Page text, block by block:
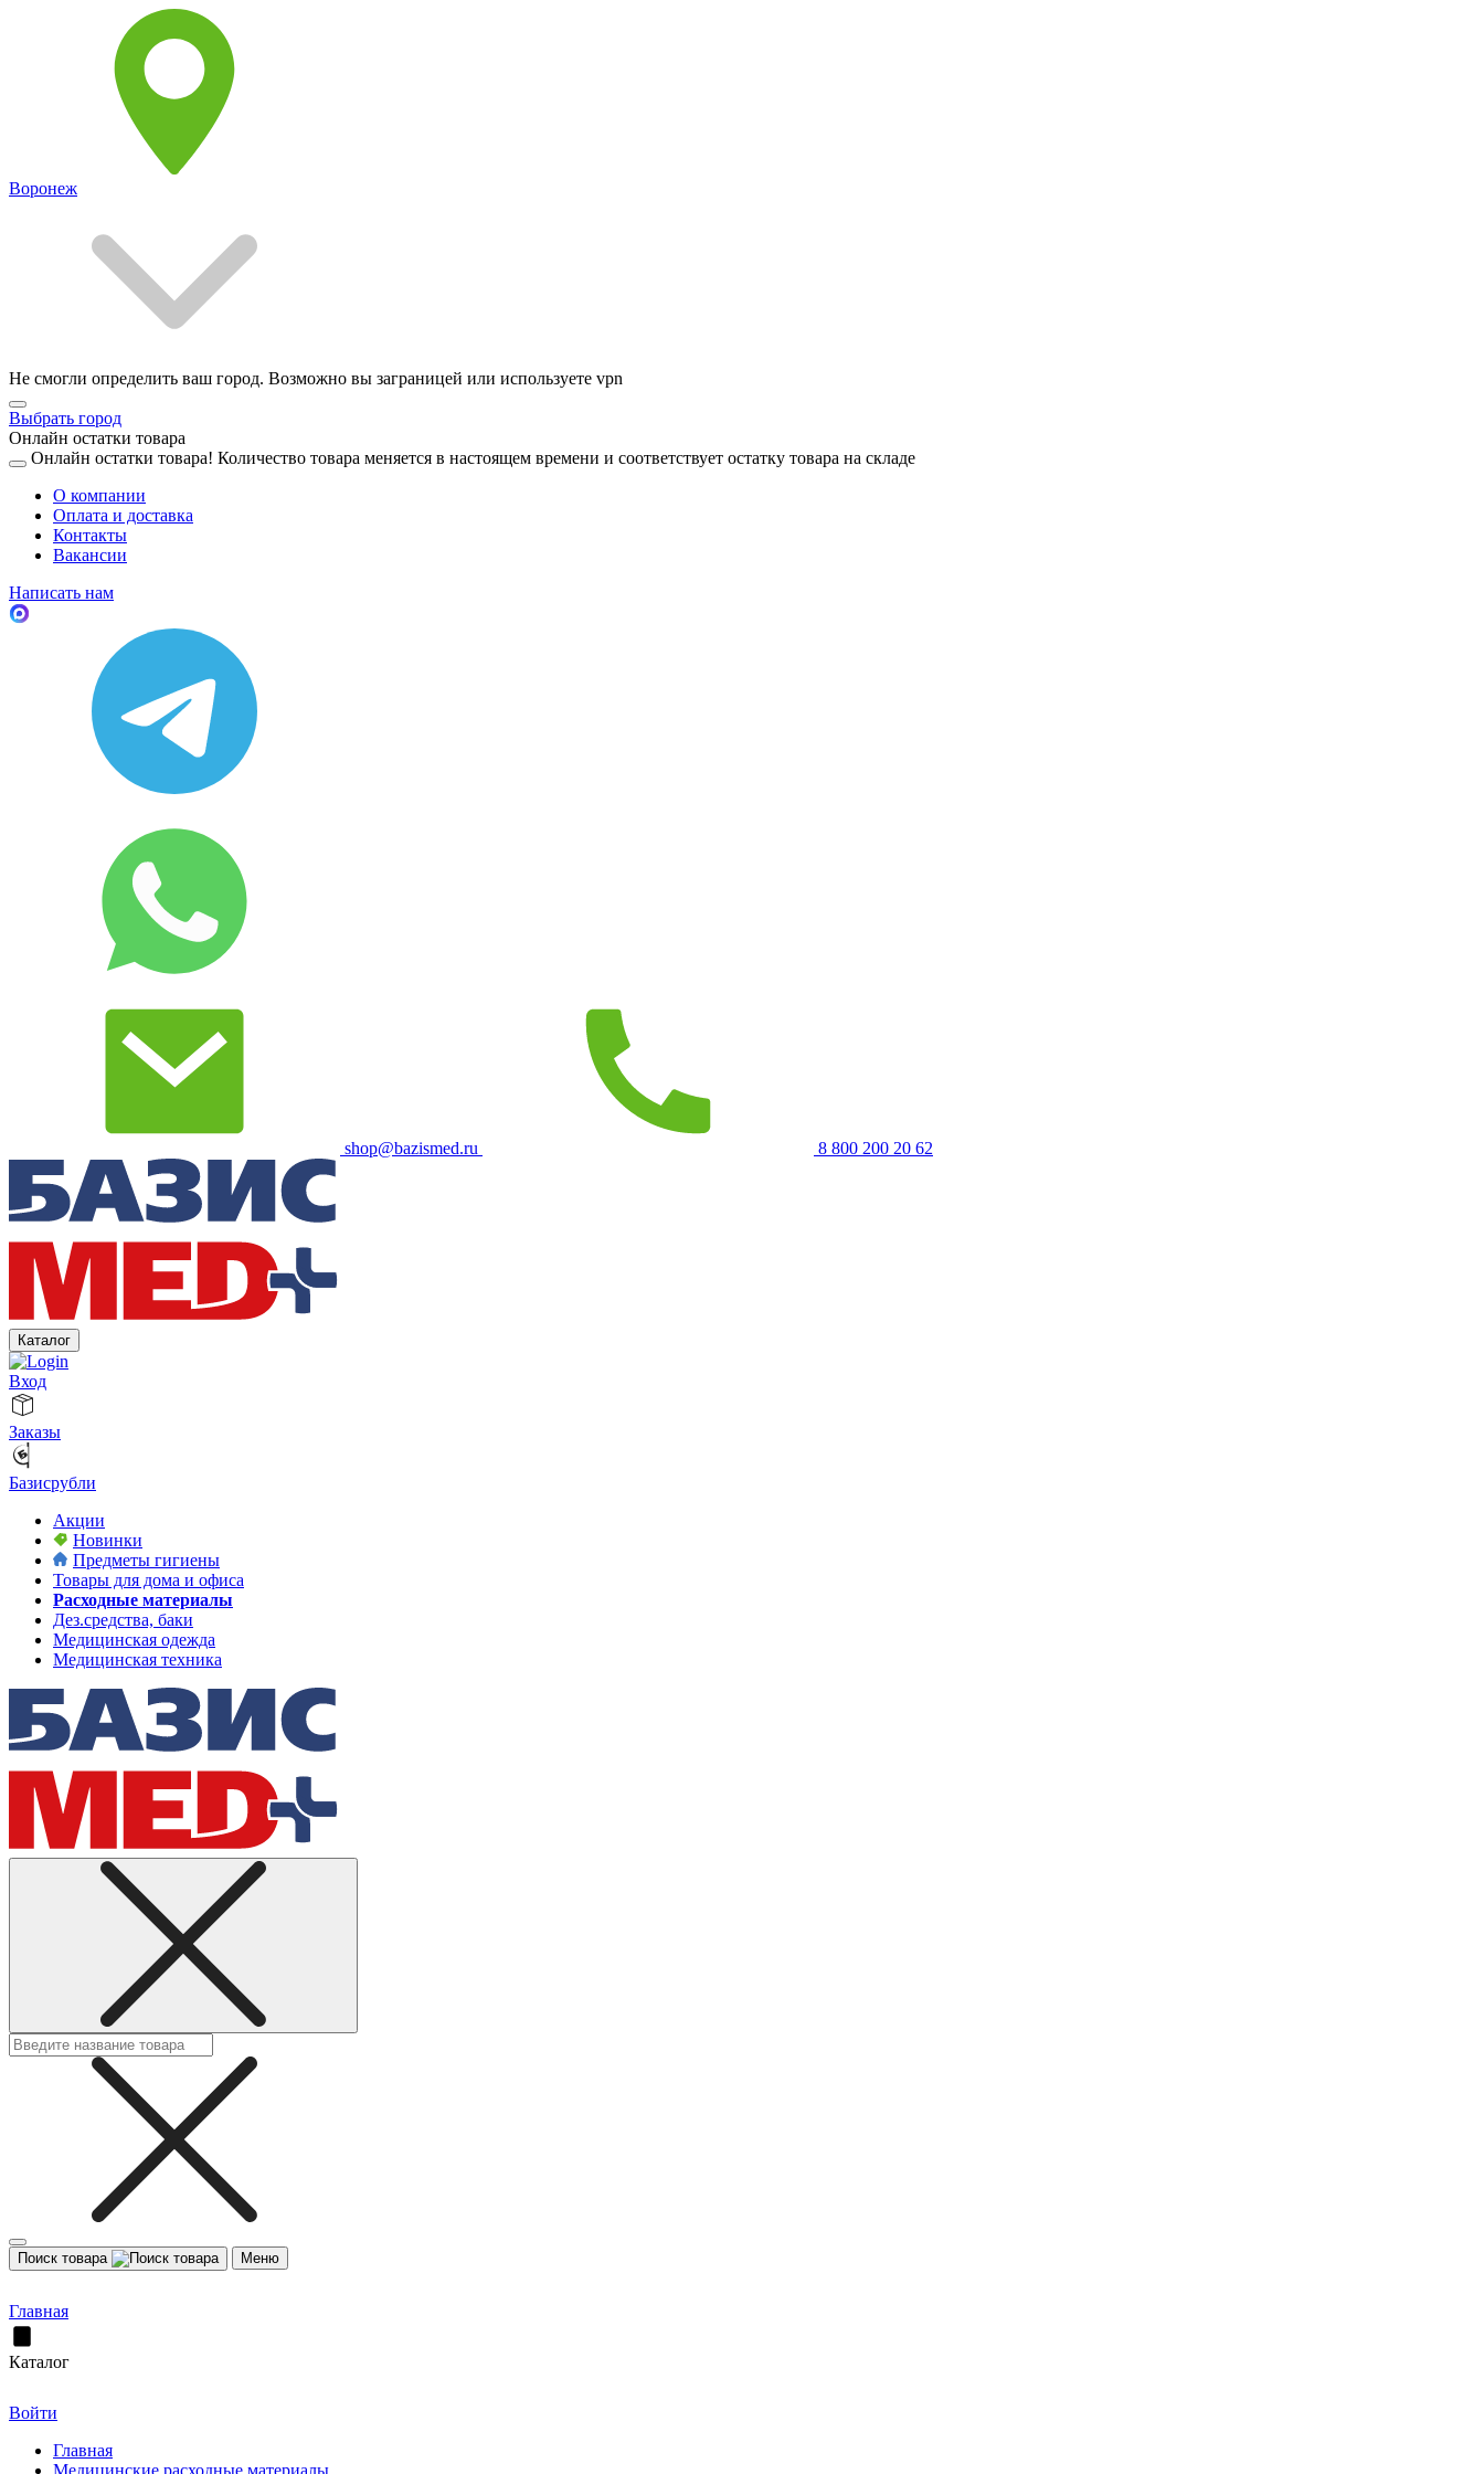
Воронеж
Не смогли определить ваш город. Возможно вы заграницей или используете vpn
Выбрать город
Онлайн остатки товара
Онлайн остатки товара! Количество товара меняется в настоящем времени и соответствует остатку товара на складе
О компании
Оплата и доставка
Контакты
Вакансии
Написать нам
shop@bazismed.ru 8 800 200 20 62
Каталог
Вход
Заказы
Базисрубли
Акции
Новинки
Предметы гигиены
Товары для дома и офиса
Расходные материалы
Дез.средства, баки
Медицинская одежда
Медицинская техника
Поиск товара Меню
Главная
Каталог
Войти
Главная
Медицинские расходные материалы